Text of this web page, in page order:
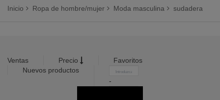
CATEGORÍAS
Inicio Ropa de hombre/mujer Moda masculina sudadera
Ventas Precio
Favoritos
Nuevos productos
-